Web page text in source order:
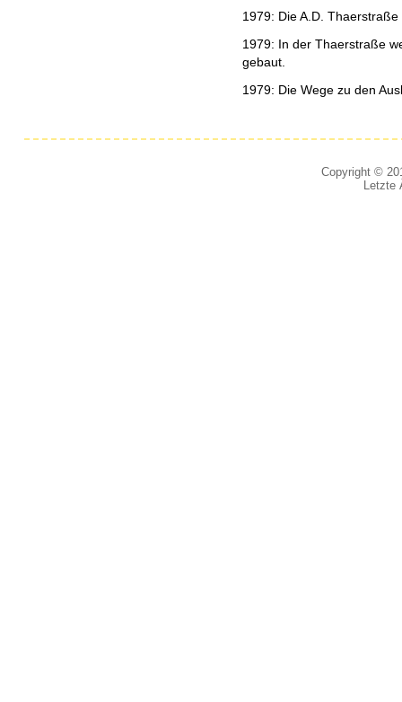
1979: Die A.D.
1979: In der Thaerstraße
gebaut.
1979: Die Wege zu den
Copyright ©